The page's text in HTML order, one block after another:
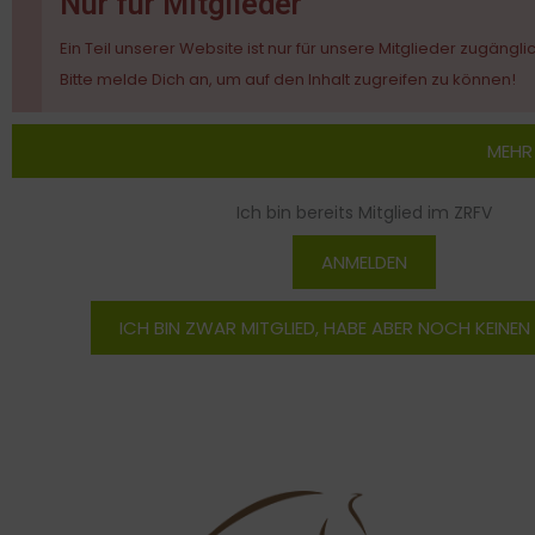
Ein Teil unserer Website ist nur für unsere Mitglieder
Bitte melde Dich an, um auf den Inhalt zugreifen zu können!
Ich bin bereits Mitglied im ZRFV
ANMELDEN
ICH BIN ZWAR MITGLIED, HABE ABER NOCH